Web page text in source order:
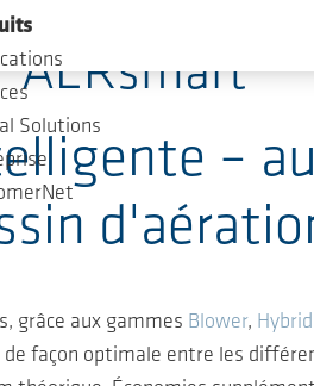
Solutions
AERsmart
–
grâce aux gammes Blower, Hybrid
façon optimale entre les